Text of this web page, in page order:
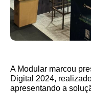
A Modular marcou
Digital 2024,
apresentando a